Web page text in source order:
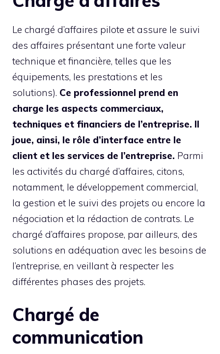
Le chargé d’affaires pilote et assure le suivi
des affaires présentant une forte valeur
technique et financière, telles que les
équipements, les prestations et les
solutions). Ce professionnel prend en
charge les aspects commerciaux,
techniques et financiers de l’entreprise. Il
joue, ainsi, le rôle d’interface entre le
client et les services de l’entreprise. Parmi
les activités du chargé d’affaires, citons,
notamment, le développement commercial,
la gestion et le suivi des projets ou encore la
négociation et la rédaction de contrats. Le
chargé d’affaires propose, par ailleurs, des
solutions en adéquation avec les besoins de
l’entreprise, en veillant à respecter les
différentes phases des projets.
Chargé de
communication